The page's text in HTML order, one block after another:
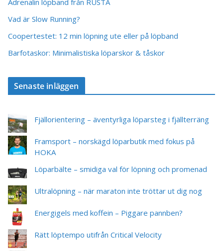
Adrenalin löpband från RUSTA
Vad är Slow Running?
Coopertestet: 12 min löpning ute eller på löpband
Barfotaskor: Minimalistiska löparskor & tåskor
Senaste inläggen
Fjällorientering – äventyrliga löparsteg i fjällterräng
Framsport – norskägd löparbutik med fokus på
HOKA
Löparbälte – smidiga val för löpning och promenad
Ultralöpning – när maraton inte tröttar ut dig nog
Energigels med koffein – Piggare pannben?
Rätt löptempo utifrån Critical Velocity